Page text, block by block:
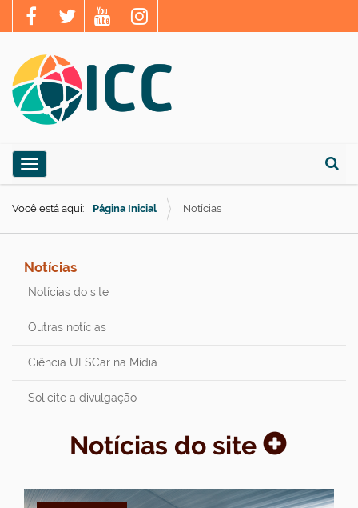
Busca
Toggle navigation
Você está aqui: Página Inicial Notícias
Notícias
Notícias do site
Outras notícias
Ciência UFSCar na Mídia
Solicite a divulgação
Notícias do site